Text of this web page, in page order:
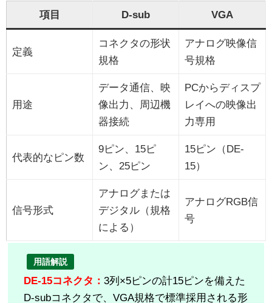
項目 D-sub VGA
定義
コネクタの形状
規格
アナログ映像信
号規格
用途
データ通信、映
像出力、周辺機
器接続
PCからディスプ
レイへの映像出
力専用
代表的なピン数
9ピン、15ピ
ン、25ピン
15ピン（DE-
15）
信号形式
アナログまたは
デジタル（規格
による）
アナログRGB信
号
用語解説
DE-15コネクタ： 3列×5ピンの計15ピンを備えた
D-subコネクタで、VGA規格で標準採用される形